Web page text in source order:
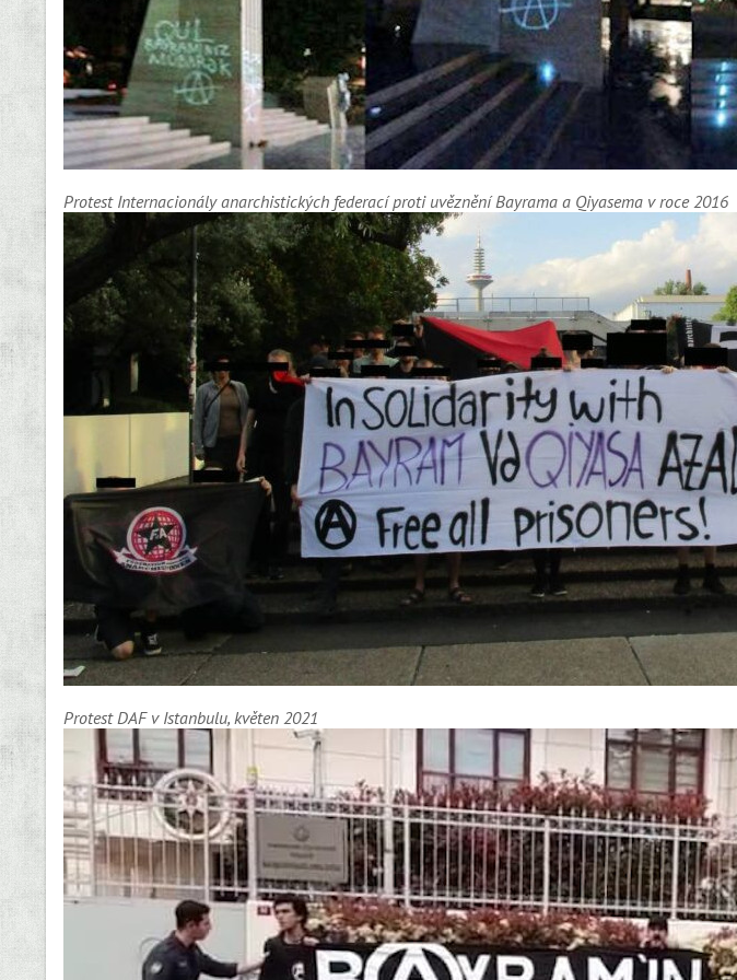
Protest Internacionály anarchistických federací proti uvěznění Bayrama a Qiyasema v roce 2016
Protest DAF v Istanbulu, květen 2021